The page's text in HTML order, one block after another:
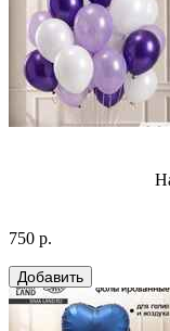
750 р.